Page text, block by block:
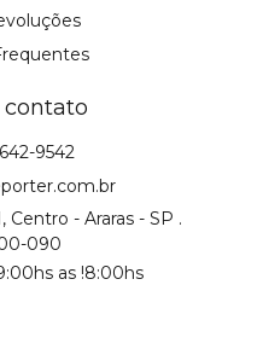
9542
Centro - Araras - SP .
090
as !8:00hs